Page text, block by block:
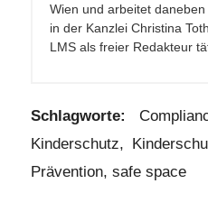
Wien und arbeitet
in der Kanzlei Christina
LMS als freier Redakteur
Schlagworte:
Kinderschutz,
Prävention, safe space